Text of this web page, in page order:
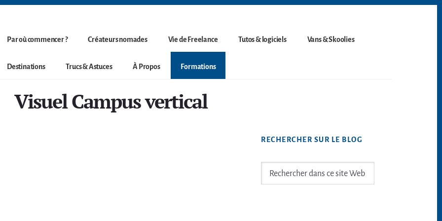
Par où commencer ? Créateurs nomades Vie de Freelance Tutos & logiciels Vans & Skoolies
Destinations Trucs & Astuces À Propos Formations
Visuel Campus vertical
latérale
principale
RECHERCHER SUR LE BLOG
Rechercher